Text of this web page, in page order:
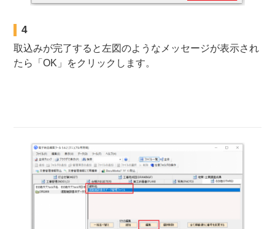
4
取込みが完了すると左図のようなメッセージが表示され
たら「OK」をクリックします。